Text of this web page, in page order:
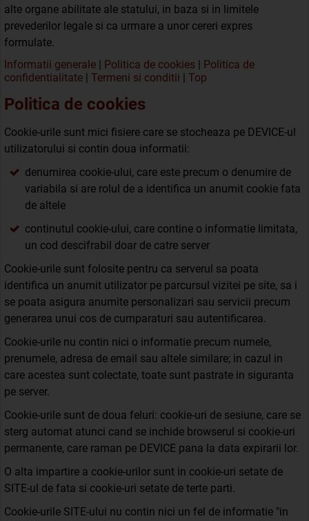
alte organe abilitate ale statului, in baza si in limitele
prevederilor legale si ca urmare a unor cereri expres
formulate.
Informatii generale | Politica de cookies | Politica de
confidentialitate | Termeni si conditii | Top
Politica de cookies
Cookie-urile sunt mici fisiere care se stocheaza pe DEVICE-ul
utilizatorului si contin doua informatii:
denumirea cookie-ului, care este precum o denumire de
variabila si are rolul de a identifica un anumit cookie fata
de altele
continutul cookie-ului, care contine o informatie limitata,
un cod descifrabil doar de catre server
Cookie-urile sunt folosite pentru ca serverul sa poata
identifica un anumit utilizator pe parcursul vizitei pe site, sa i
se poata asigura anumite personalizari sau servicii precum
generarea unui cos de cumparaturi sau autentificarea.
Cookie-urile nu contin nici o informatie precum numele,
prenumele, adresa de email sau altele similare; in cazul in
care acestea sunt colectate, toate sunt pastrate in siguranta
pe server.
Cookie-urile sunt de doua feluri: cookie-uri de sesiune, care se
sterg automat atunci cand se inchide browserul si cookie-uri
permanente, care raman pe DEVICE pana la data expirarii lor.
O alta impartire a cookie-urilor sunt in cookie-uri setate de
SITE-ul de fata si cookie-uri setate de terte parti.
Cookie-urile SITE-ului nu contin nici un fel de informatie "in